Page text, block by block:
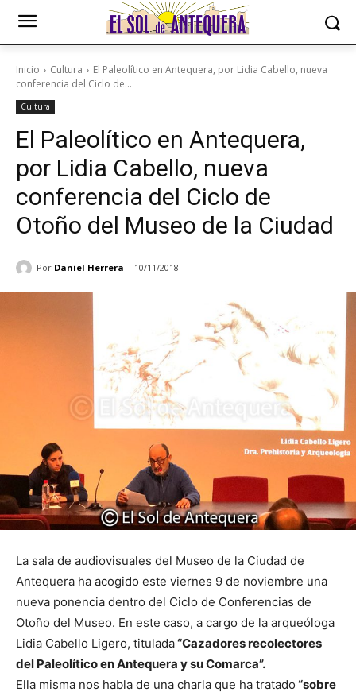
Inicio Cultura
El Paleolítico en Antequera, por Lidia Cabello, nueva
conferencia del Ciclo de...
Cultura
El Paleolítico en Antequera,
por Lidia Cabello, nueva
conferencia del Ciclo de
Otoño del Museo de la Ciudad
Por Daniel Herrera 10/11/2018
La sala de audiovisuales del Museo de la Ciudad de
Antequera ha acogido este viernes 9 de noviembre una
nueva ponencia dentro del Ciclo de Conferencias de
Otoño del Museo. En este caso, a cargo de la arqueóloga
Lidia Cabello Ligero, titulada“Cazadores recolectores
del Paleolítico en Antequera y su Comarca”.
Ella misma nos habla de una charla que ha tratado “sobre